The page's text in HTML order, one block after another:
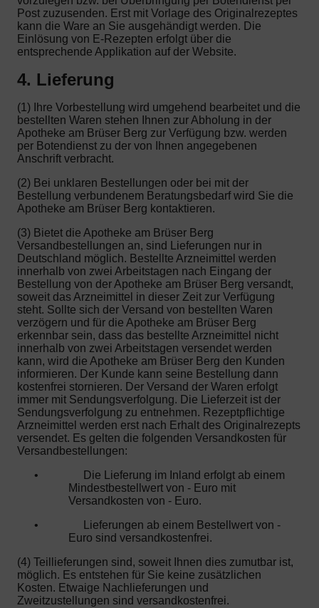
Post zuzusenden. Erst mit Vorlage des Originalrezeptes
kann die Ware an Sie ausgehändigt werden. Die
Einlösung von E-Rezepten erfolgt über die
entsprechende Applikation auf der Website.
4. Lieferung
(1) Ihre Vorbestellung wird umgehend bearbeitet und die
bestellten Waren stehen Ihnen zur Abholung in der
Apotheke am Brüser Berg zur Verfügung bzw. werden
per Botendienst zu der von Ihnen angegebenen
Anschrift verbracht.
(2) Bei unklaren Bestellungen oder bei mit der
Bestellung verbundenem Beratungsbedarf wird Sie die
Apotheke am Brüser Berg kontaktieren.
(3) Bietet die Apotheke am Brüser Berg
Versandbestellungen an, sind Lieferungen nur in
Deutschland möglich. Bestellte Arzneimittel werden
innerhalb von zwei Arbeitstagen nach Eingang der
Bestellung von der Apotheke am Brüser Berg versandt,
soweit das Arzneimittel in dieser Zeit zur Verfügung
steht. Sollte sich der Versand von bestellten Waren
verzögern und für die Apotheke am Brüser Berg
erkennbar sein, dass das bestellte Arzneimittel nicht
innerhalb von zwei Arbeitstagen versendet werden
kann, wird die Apotheke am Brüser Berg den Kunden
informieren. Der Kunde kann seine Bestellung dann
kostenfrei stornieren. Der Versand der Waren erfolgt
immer mit Sendungsverfolgung. Die Lieferzeit ist der
Sendungsverfolgung zu entnehmen. Rezeptpflichtige
Arzneimittel werden erst nach Erhalt des Originalrezepts
versendet. Es gelten die folgenden Versandkosten für
Versandbestellungen:
•
Die Lieferung im Inland erfolgt ab einem
Mindestbestellwert von - Euro mit
Versandkosten von - Euro.
•
Lieferungen ab einem Bestellwert von -
Euro sind versandkostenfrei.
(4) Teillieferungen sind, soweit Ihnen dies zumutbar ist,
möglich. Es entstehen für Sie keine zusätzlichen
Kosten. Etwaige Nachlieferungen und
Zweitzustellungen sind versandkostenfrei.